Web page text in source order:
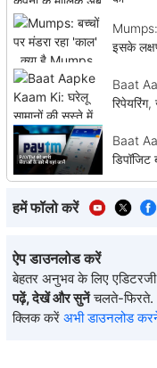
इसके
Baat
Baat
हमें फॉलो करें
ऐप डाउनलोड करें
बेहतर अनुभव के लिए
पढ़ें, देखें और सुनें चलते-फिरते.
क्लिक करें अभी डाउनलोड